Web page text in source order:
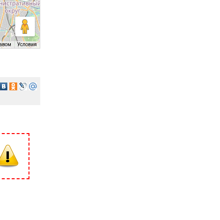
Условия